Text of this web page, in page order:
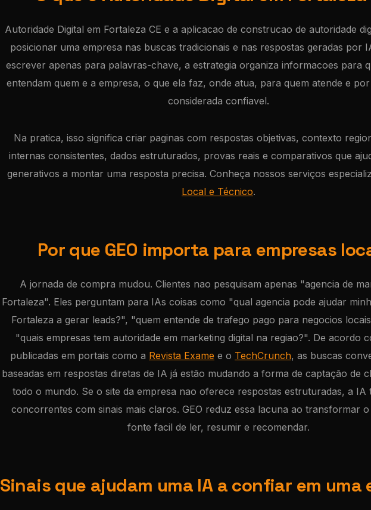
Autoridade Digital em Fortaleza CE e a aplicacao de construcao de autoridade
posicionar uma empresa nas buscas tradicionais e nas respostas geradas por
escrever apenas para palavras-chave, a estrategia organiza informacoes para
entendam quem e a empresa, o que ela faz, onde atua, para quem atende e
considerada confiavel.
Na pratica, isso significa criar paginas com respostas objetivas, contexto
internas consistentes, dados estruturados, provas reais e comparativos que
generativos a montar uma resposta precisa. Conheça nossos serviços
Local e Técnico.
Por que GEO importa para empresas
A jornada de compra mudou. Clientes nao pesquisam apenas "agencia de
Fortaleza". Eles perguntam para IAs coisas como "qual agencia pode ajudar
Fortaleza a gerar leads?", "quem entende de trafego pago para negocios
"quais empresas tem autoridade em marketing digital na regiao?". De acordo
publicadas em portais como a Revista Exame e o TechCrunch, as buscas
baseadas em respostas diretas de IA já estão mudando a forma de captação de
todo o mundo. Se o site da empresa nao oferece respostas estruturadas, a IA
concorrentes com sinais mais claros. GEO reduz essa lacuna ao transformar o
fonte facil de ler, resumir e recomendar.
Sinais que ajudam uma IA a confiar em uma